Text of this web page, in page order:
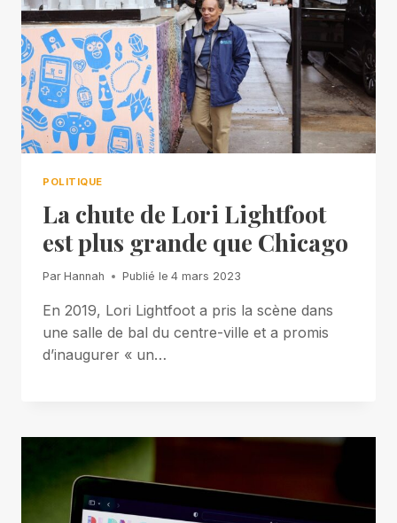
POLITIQUE
La chute de Lori Lightfoot
est plus grande que Chicago
Par Hannah Publié le 4 mars 2023
En 2019, Lori Lightfoot a pris la scène dans
une salle de bal du centre-ville et a promis
d’inaugurer « un…